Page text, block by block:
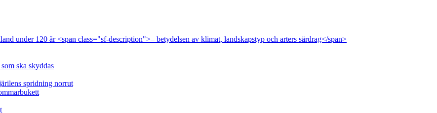
under 120 år <span class="sf-description">– betydelsen av klimat, landskapstyp och arters särdrag</span>
ska skyddas
spridning norrut